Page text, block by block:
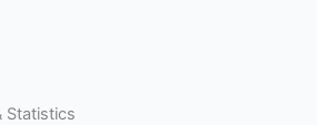
Statistics